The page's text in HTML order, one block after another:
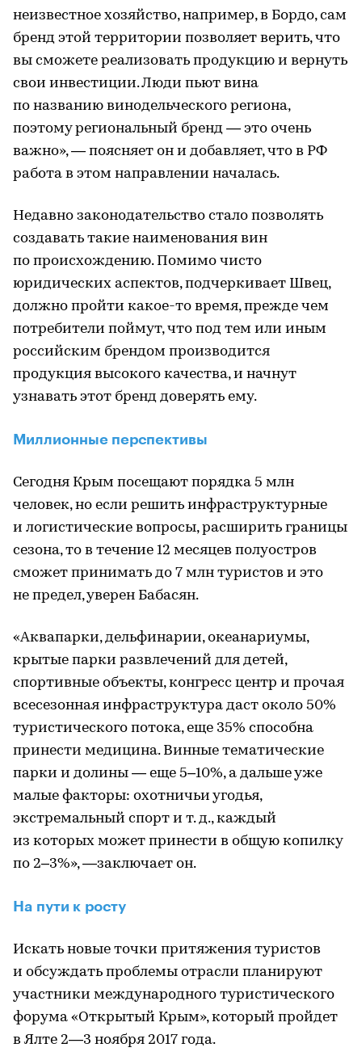
неизвестное хозяйство, например, в Бордо, сам
бренд этой территории позволяет верить, что
вы сможете реализовать продукцию и вернуть
свои инвестиции. Люди пьют вина
по названию винодельческого региона,
поэтому региональный бренд — это очень
важно», — поясняет он и добавляет, что в РФ
работа в этом направлении началась.
Недавно законодательство стало позволять
создавать такие наименования вин
по происхождению. Помимо чисто
юридических аспектов, подчеркивает Швец,
должно пройти какое-то время, прежде чем
потребители поймут, что под тем или иным
российским брендом производится
продукция высокого качества, и начнут
узнавать этот бренд доверять ему.
Миллионные перспективы
Сегодня Крым посещают порядка 5 млн
человек, но если решить инфраструктурные
и логистические вопросы, расширить границы
сезона, то в течение 12 месяцев полуостров
сможет принимать до 7 млн туристов и это
не предел, уверен Бабасян.
«Аквапарки, дельфинарии, океанариумы,
крытые парки развлечений для детей,
спортивные объекты, конгресс центр и прочая
всесезонная инфраструктура даст около 50%
туристического потока, еще 35% способна
принести медицина. Винные тематические
парки и долины — еще 5–10%, а дальше уже
малые факторы: охотничьи угодья,
экстремальный спорт и т. д., каждый
из которых может принести в общую копилку
по 2–3%», —заключает он.
На пути к росту
Искать новые точки притяжения туристов
и обсуждать проблемы отрасли планируют
участники международного туристического
форума «Открытый Крым», который пройдет
в Ялте 2—3 ноября 2017 года.